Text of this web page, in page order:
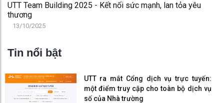
UTT Team Building 2025 - Kết nối sức mạnh, lan tỏa yêu
thương
13/10/2025
Tin nổi bật
UTT ra mắt Cổng dịch vụ trực tuyến:
một điểm truy cập cho toàn bộ dịch vụ
số của Nhà trường